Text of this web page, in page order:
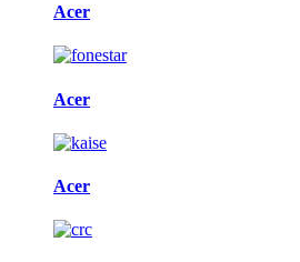
Acer
Acer
Acer